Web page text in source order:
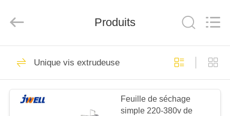
MAISON
PRODUITS
Co.,ltd..
conduite d'extrusion
163
Produits
Unique vis extrudeuse
Feuille de séchage
simple 220-380v de